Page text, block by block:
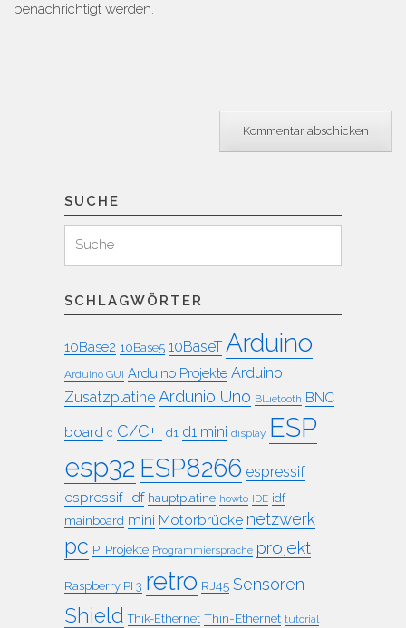
benachrichtigt werden.
SUCHE
für:
Suchen
SCHLAGWÖRTER
10Base2 10Base5 10BaseT Arduino
Arduino GUI Arduino Projekte Arduino
Zusatzplatine Ardunio Uno Bluetooth BNC
board c C/C++ d1 d1 mini display ESP
esp32 ESP8266 espressif
espressif-idf hauptplatine howto IDE idf
mainboard mini Motorbrücke netzwerk
pc PI Projekte Programmiersprache projekt
Raspberry PI 3 retro RJ45 Sensoren
Shield Thik-Ethernet Thin-Ethernet tutorial